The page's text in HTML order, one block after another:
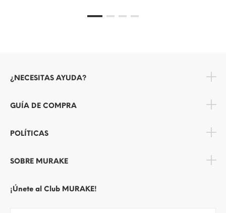
¿NECESITAS AYUDA?
GUÍA DE COMPRA
POLÍTICAS
SOBRE MURAKE
¡Únete al Club MURAKE!